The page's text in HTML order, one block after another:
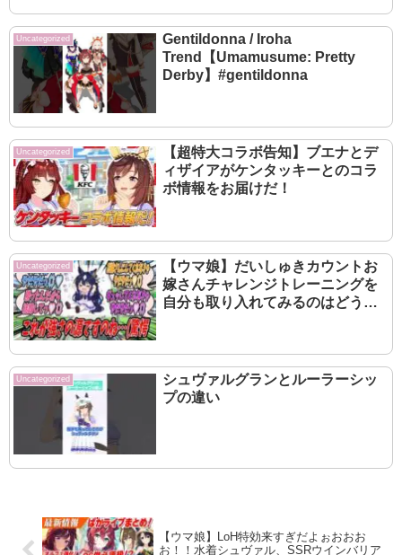
Uncategorized
Gentildonna / Iroha
Trend【Umamusume: Pretty
Derby】#gentildonna
Uncategorized
【超特大コラボ告知】ブエナとデ
ィザイアがケンタッキーとのコラ
ボ情報をお届けだ！
Uncategorized
【ウマ娘】だいしゅきカウントお
嫁さんチャレンジトレーニングを
自分も取り入れてみるのはどうか
ののジェンティルに大差勝ちの成
果を出すヴィルシーナ
Uncategorized
シュヴァルグランとルーラーシッ
プの違い
【ウマ娘】LoH特効来すぎだよぉおおお
お！！水着シュヴァル、SSRウインバリア